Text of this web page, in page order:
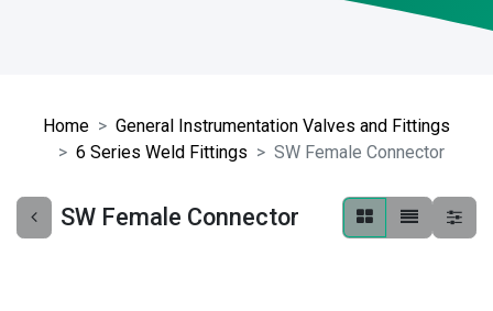
Home
General Instrumentation Valves and Fittings
6 Series Weld Fittings
SW Female Connector
SW Female Connector